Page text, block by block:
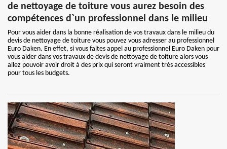
de nettoyage de toiture vous aurez besoin des
compétences d`un professionnel dans le milieu
Pour vous aider dans la bonne réalisation de vos travaux dans le milieu du
devis de nettoyage de toiture vous pouvez vous adresser au professionnel
Euro Daken. En effet, si vous faites appel au professionnel Euro Daken pour
vous aider dans vos travaux de devis de nettoyage de toiture alors vous
allez pouvoir avoir droit à des prix qui seront vraiment très accessibles
pour tous les budgets.